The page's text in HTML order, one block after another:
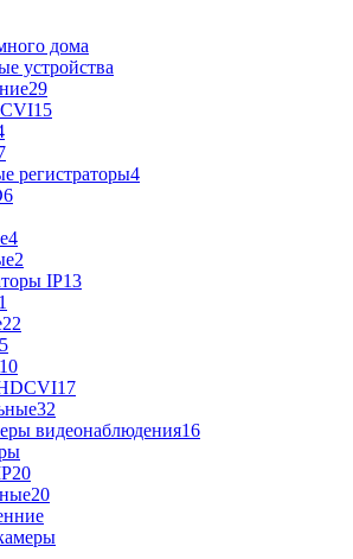
дома
устройства
29
15
регистраторы4
6
4
2
IP13
22
10
17
32
видеонаблюдения16
20
20